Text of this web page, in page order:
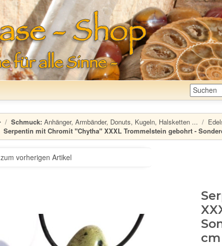
Schmuck: Anhänger, Armbänder, Donuts, Kugeln, Halsketten ...
Serpentin mit Chromit "Chytha" XXXL Trommelstein gebohrt -
zum vorherigen Artikel
cm